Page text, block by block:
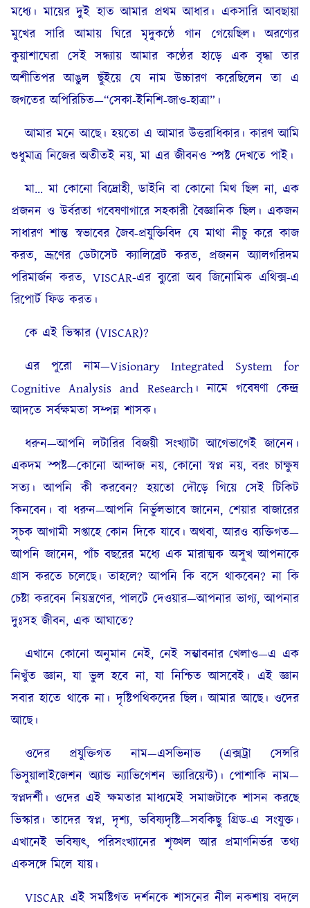
মধ্যে। মায়ের দুই হাত আমার প্রথম আধার। একসারি আবছায়া
মুখের সারি আমায় ঘিরে মৃদুকণ্ঠে গান গেয়েছিল। অরণ্যের
কুয়াশাঘেরা সেই সন্ধ্যায় আমার কণ্ঠের হাড়ে এক বৃদ্ধা তার
অশীতিপর আঙুল ছুঁইয়ে যে নাম উচ্চারণ করেছিলেন তা এ
জগতের অপিরিচিত—“সেকা-ইনিশি-জাও-হাত্রা”।
আমার মনে আছে। হয়তো এ আমার উত্তরাধিকার। কারণ আমি
শুধুমাত্র নিজের অতীতই নয়, মা এর জীবনও স্পষ্ট দেখতে পাই।
মা… মা কোনো বিদ্রোহী, ডাইনি বা কোনো মিথ ছিল না, এক
প্রজনন ও উর্বরতা গবেষণাগারে সহকারী বৈজ্ঞানিক ছিল। একজন
সাধারণ শান্ত স্বভাবের জৈব-প্রযুক্তিবিদ যে মাথা নীচু করে কাজ
করত, ভ্রূণের ডেটাসেট ক্যালিব্রেট করত, প্রজনন অ্যালগরিদম
পরিমার্জন করত, VISCAR-এর ব্যুরো অব জিনোমিক এথিক্স-এ
রিপোর্ট ফিড করত।
কে এই ভিস্কার (VISCAR)?
এর পুরো নাম—Visionary Integrated System for
Cognitive Analysis and Research। নামে গবেষণা কেন্দ্র
আদতে সর্বক্ষমতা সম্পন্ন শাসক।
ধরুন—আপনি লটারির বিজয়ী সংখ্যাটা আগেভাগেই জানেন।
একদম স্পষ্ট—কোনো আন্দাজ নয়, কোনো স্বপ্ন নয়, বরং চাক্ষুষ
সত্য। আপনি কী করবেন? হয়তো দৌড়ে গিয়ে সেই টিকিট
কিনবেন। বা ধরুন—আপনি নির্ভুলভাবে জানেন, শেয়ার বাজারের
সূচক আগামী সপ্তাহে কোন দিকে যাবে। অথবা, আরও ব্যক্তিগত—
আপনি জানেন, পাঁচ বছরের মধ্যে এক মারাত্মক অসুখ আপনাকে
গ্রাস করতে চলেছে। তাহলে? আপনি কি বসে থাকবেন? না কি
চেষ্টা করবেন নিয়ন্ত্রণের, পালটে দেওয়ার—আপনার ভাগ্য, আপনার
দুঃসহ জীবন, এক আঘাতে?
এখানে কোনো অনুমান নেই, নেই সম্ভাবনার খেলাও—এ এক
নিখুঁত জ্ঞান, যা ভুল হবে না, যা নিশ্চিত আসবেই। এই জ্ঞান
সবার হাতে থাকে না। দৃষ্টিপথিকদের ছিল। আমার আছে। ওদের
আছে।
ওদের প্রযুক্তিগত নাম—এসভিনাভ (এক্সট্রা সেন্সরি
ভিসুয়ালাইজেশন অ্যান্ড ন্যাভিগেশন ভ্যারিয়েন্ট)। পোশাকি নাম—
স্বপ্নদর্শী। ওদের এই ক্ষমতার মাধ্যমেই সমাজটাকে শাসন করছে
ভিস্কার। তাদের স্বপ্ন, দৃশ্য, ভবিষ্যদৃষ্টি—সবকিছু গ্রিড-এ সংযুক্ত।
এখানেই ভবিষ্যৎ, পরিসংখ্যানের শৃঙ্খল আর প্রমাণনির্ভর তথ্য
একসঙ্গে মিলে যায়।
VISCAR এই সমষ্টিগত দর্শনকে শাসনের নীল নকশায় বদলে